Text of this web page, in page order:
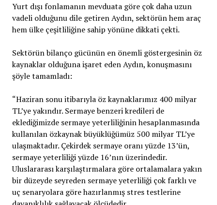
Yurt dışı fonlamanın mevduata göre çok daha uzun
vadeli olduğunu dile getiren Aydın, sektörün hem araç
hem ülke çeşitliliğine sahip yönüne dikkati çekti.
Sektörün bilanço gücünün en önemli göstergesinin öz
kaynaklar olduğuna işaret eden Aydın, konuşmasını
şöyle tamamladı:
“Haziran sonu itibarıyla öz kaynaklarımız 400 milyar
TL’ye yakındır. Sermaye benzeri kredileri de
eklediğimizde sermaye yeterliliğinin hesaplanmasında
kullanılan özkaynak büyüklüğümüz 500 milyar TL’ye
ulaşmaktadır. Çekirdek sermaye oranı yüzde 13’ün,
sermaye yeterliliği yüzde 16’nın üzerindedir.
Uluslararası karşılaştırmalara göre ortalamalara yakın
bir düzeyde seyreden sermaye yeterliliği çok farklı ve
uç senaryolara göre hazırlanmış stres testlerine